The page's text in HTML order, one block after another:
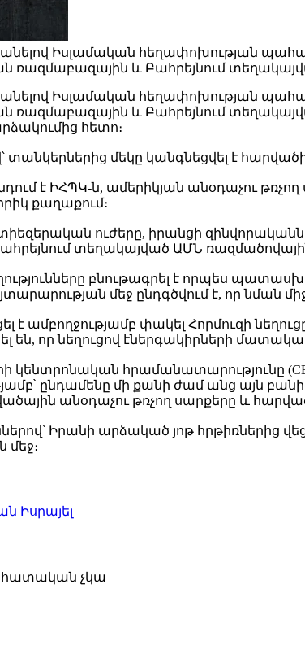
անելով Իսլամական հեղափոխության
ռազմաբազային և Բահրեյնում
անելով Իսլամական հեղափոխության
ռազմաբազային և Բահրեյնում
հետո։
մեկը կանգնեցվել է
է ԻՀՊԿ-ն, ամերիկյան անօդաչու
քաղաքում։
ուժերը, իրանցի
տեղակայված ԱՄՆ
բնութագրել է որպես
մեջ ընդգծվում է, որ նման
է ամբողջությամբ փակել Հորմուզի
են, որ նեղուցով էներգակիրների
կենտրոնական հրամանատարությունը
ընդամենը մի քանի ժամ անց այն
անօդաչու թռչող սարքերը և
Իրանի արձակած յոթ հրթիռներից
մեջ։
Իսրայել
չկա